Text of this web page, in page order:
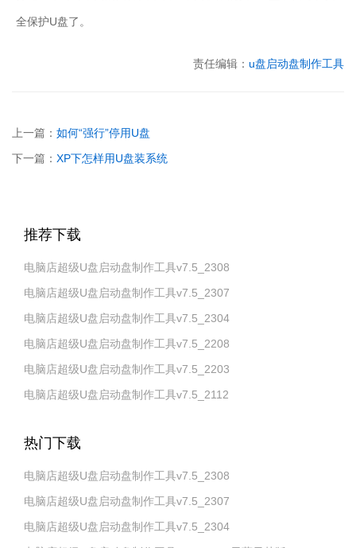
全保护U盘了。
责任编辑： u盘启动盘制作工具
上一篇： 如何“强行”停用U盘
下一篇： XP下怎样用U盘装系统
推荐下载
电脑店超级U盘启动盘制作工具v7.5_2308
电脑店超级U盘启动盘制作工具v7.5_2307
电脑店超级U盘启动盘制作工具v7.5_2304
电脑店超级U盘启动盘制作工具v7.5_2208
电脑店超级U盘启动盘制作工具v7.5_2203
电脑店超级U盘启动盘制作工具v7.5_2112
热门下载
电脑店超级U盘启动盘制作工具v7.5_2308
电脑店超级U盘启动盘制作工具v7.5_2307
电脑店超级U盘启动盘制作工具v7.5_2304